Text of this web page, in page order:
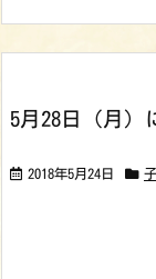
5月28日（月
2018年5月24日